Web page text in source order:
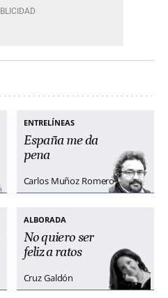
ENTRELÍNEAS
España me da
pena
Carlos Muñoz Romero
ALBORADA
No quiero ser
feliz a ratos
Cruz Galdón